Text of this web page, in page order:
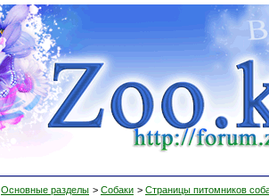
Основные разделы > Собаки > Страницы питомников